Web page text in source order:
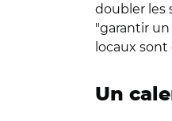
doubler les
"garantir
locaux
Un